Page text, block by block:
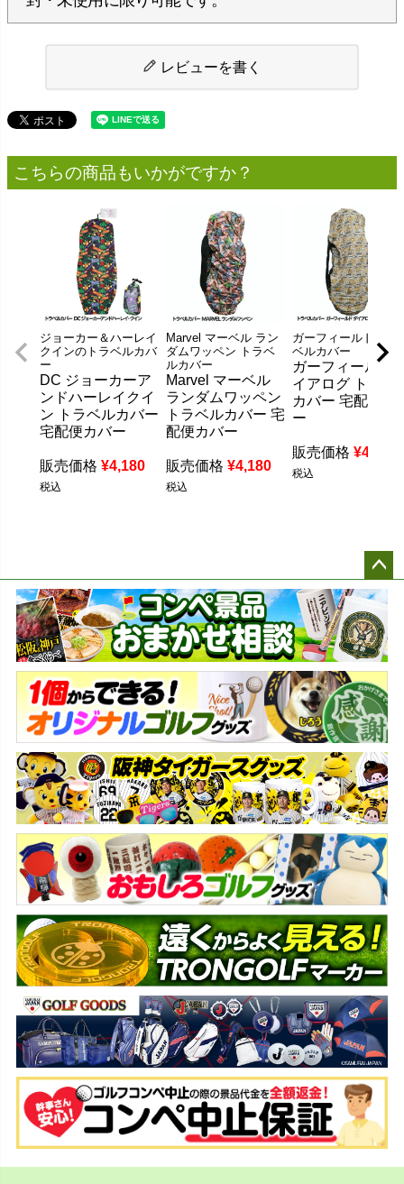
レビューを書く
こちらの商品もいかがですか？
ジョーカー＆ハーレイ
クインのトラベルカバ
ー
DC ジョーカーア
ンドハーレイクイ
ン トラベルカバー
宅配便カバー
販売価格 ¥4,180
税込
Marvel マーベル ラン
ダムワッペン トラベ
ルカバー
Marvel マーベル
ランダムワッペン
トラベルカバー 宅
配便カバー
販売価格 ¥4,180
税込
ガーフィールドのト
ベルカバー
ガーフィールド
イアログ トラベ
カバー 宅配便カ
ー
販売価格 ¥4,180
税込
ペー
ジト
ップ
へ